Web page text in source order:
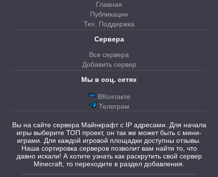
Главная
Публикации
Тех. Поддержка
Сервера
Все сервера
Добавить сервер
Мы в соц. сетях
ВКонтакте
Телеграм
Вы на сайте сервера Майнкрафт с IP адресами. Для начала
игры выберите ТОП проект, он так же может быть с мини-
играми. Для каждой игровой площадки доступны отзывы.
Наша сортировка серверов позволит вам найти то, что
давно искали! А хотите узнать как раскрутить свой сервер
Minecraft, то переходите в раздел добавления.